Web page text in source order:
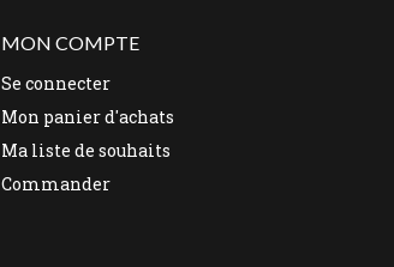
MON COMPTE
Se connecter
Mon panier d'achats
Ma liste de souhaits
Commander